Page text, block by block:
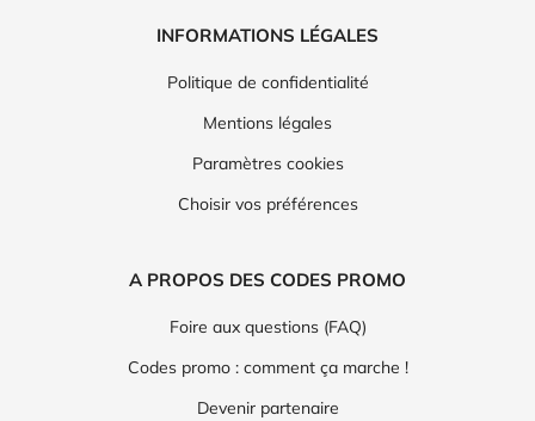
INFORMATIONS LÉGALES
Politique de confidentialité
Mentions légales
Paramètres cookies
Choisir vos préférences
A PROPOS DES CODES PROMO
Foire aux questions (FAQ)
Codes promo : comment ça marche !
Devenir partenaire